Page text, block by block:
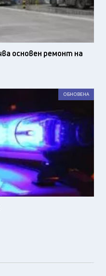
основен ремонт на
ОБНОВЕНА